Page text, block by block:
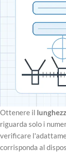
Ottenere il
riguarda solo i
verificare
corrisponda al